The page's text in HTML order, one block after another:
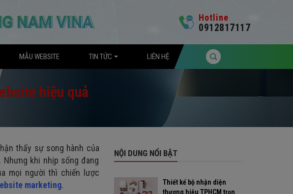
Hotline
0912817117
MẪU WEBSITE TIN TỨC LIÊN HỆ
hiệu quả
thấy sự song hành của
khi nhịp sống đang
mọi người thì chiến lược
marketing.
NỘI DUNG NỔI BẬT
Thiết kế bộ nhận diện
thương hiệu TPHCM trọn